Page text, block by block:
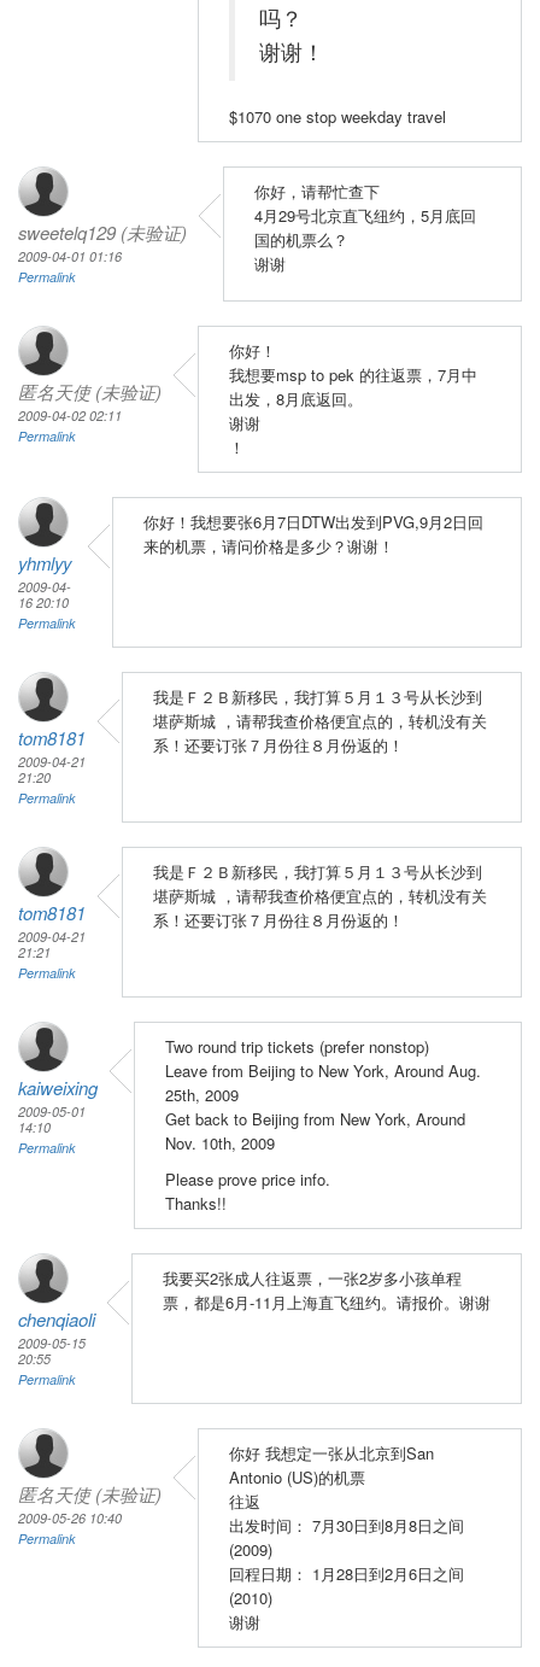
吗？
谢谢！
$1070 one stop weekday travel
sweetelq129 (未验证)
2009-04-01 01:16
Permalink
你好，请帮忙查下
4月29号北京直飞纽约，5月底回
国的机票么？
谢谢
匿名天使 (未验证)
2009-04-02 02:11
Permalink
你好！
我想要msp to pek 的往返票，7月中
出发，8月底返回。
谢谢
！
yhmlyy
2009-04-
16 20:10
Permalink
你好！我想要张6月7日DTW出发到PVG,9月2日回
来的机票，请问价格是多少？谢谢！
tom8181
2009-04-21
21:20
Permalink
我是Ｆ２Ｂ新移民，我打算５月１３号从长沙到
堪萨斯城 ，请帮我查价格便宜点的，转机没有关
系！还要订张７月份往８月份返的！
tom8181
2009-04-21
21:21
Permalink
我是Ｆ２Ｂ新移民，我打算５月１３号从长沙到
堪萨斯城 ，请帮我查价格便宜点的，转机没有关
系！还要订张７月份往８月份返的！
kaiweixing
2009-05-01
14:10
Permalink
Two round trip tickets (prefer nonstop)
Leave from Beijing to New York, Around Aug.
25th, 2009
Get back to Beijing from New York, Around
Nov. 10th, 2009
Please prove price info.
Thanks!!
chenqiaoli
2009-05-15
20:55
Permalink
我要买2张成人往返票，一张2岁多小孩单程
票，都是6月-11月上海直飞纽约。请报价。谢谢
匿名天使 (未验证)
2009-05-26 10:40
Permalink
你好 我想定一张从北京到San
Antonio (US)的机票
往返
出发时间： 7月30日到8月8日之间
(2009)
回程日期： 1月28日到2月6日之间
(2010)
谢谢